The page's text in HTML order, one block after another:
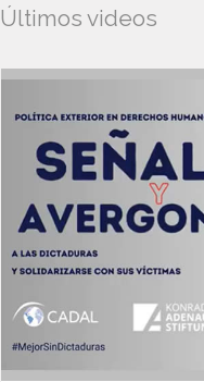
Últimos videos